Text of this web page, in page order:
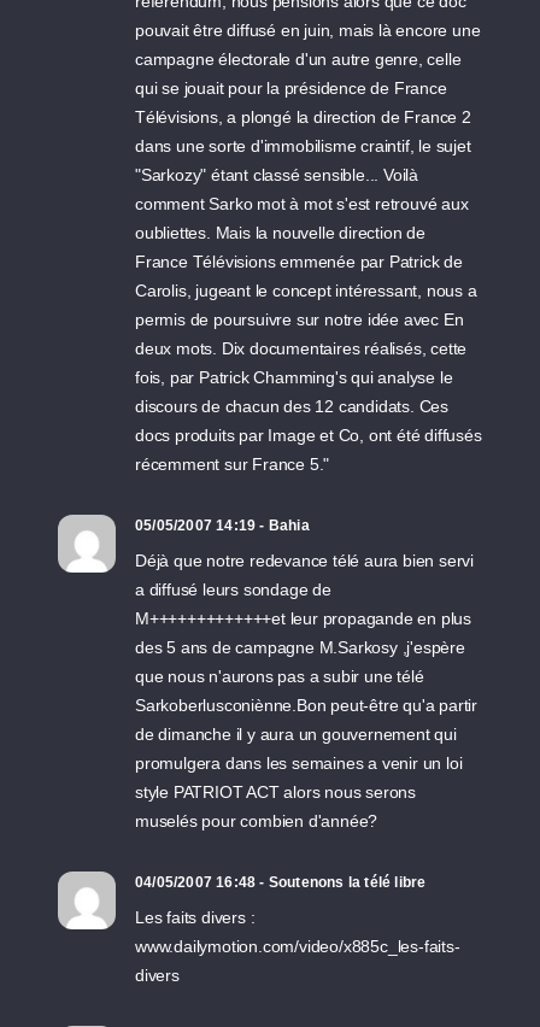
pouvait être diffusé en juin, mais là encore une
campagne électorale d'un autre genre, celle
qui se jouait pour la présidence de France
Télévisions, a plongé la direction de France 2
dans une sorte d'immobilisme craintif, le sujet
"Sarkozy" étant classé sensible... Voilà
comment Sarko mot à mot s'est retrouvé aux
oubliettes. Mais la nouvelle direction de
France Télévisions emmenée par Patrick de
Carolis, jugeant le concept intéressant, nous a
permis de poursuivre sur notre idée avec En
deux mots. Dix documentaires réalisés, cette
fois, par Patrick Chamming's qui analyse le
discours de chacun des 12 candidats. Ces
docs produits par Image et Co, ont été diffusés
récemment sur France 5."
05/05/2007 14:19 - Bahia
Déjà que notre redevance télé aura bien servi
a diffusé leurs sondage de
M+++++++++++++et leur propagande en plus
des 5 ans de campagne M.Sarkosy ,j'espère
que nous n'aurons pas a subir une télé
Sarkoberlusconiènne.Bon peut-être qu'a partir
de dimanche il y aura un gouvernement qui
promulgera dans les semaines a venir un loi
style PATRIOT ACT alors nous serons
muselés pour combien d'année?
04/05/2007 16:48 - Soutenons la télé libre
Les faits divers :
www.dailymotion.com/video/x885c_les-faits-
divers